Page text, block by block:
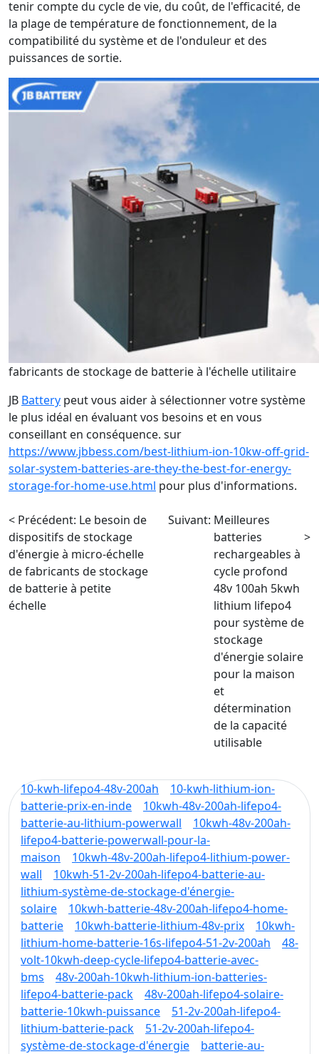
tenir compte du cycle de vie, du coût, de l'efficacité, de
la plage de température de fonctionnement, de la
compatibilité du système et de l'onduleur et des
puissances de sortie.
fabricants de stockage de batterie à l'échelle utilitaire
JB Battery peut vous aider à sélectionner votre système
le plus idéal en évaluant vos besoins et en vous
conseillant en conséquence. sur
https://www.jbbess.com/best-lithium-ion-10kw-off-grid-
solar-system-batteries-are-they-the-best-for-energy-
storage-for-home-use.html pour plus d'informations.
< Précédent: Le besoin de
dispositifs de stockage
d'énergie à micro-échelle
de fabricants de stockage
de batterie à petite
échelle
Suivant: Meilleures
batteries
rechargeables à
cycle profond
48v 100ah 5kwh
lithium lifepo4
pour système de
stockage
d'énergie solaire
pour la maison
et
détermination
de la capacité
utilisable
>
10-kwh-lifepo4-48v-200ah
10-kwh-lithium-ion-
batterie-prix-en-inde
10kwh-48v-200ah-lifepo4-
batterie-au-lithium-powerwall
10kwh-48v-200ah-
lifepo4-batterie-powerwall-pour-la-
maison
10kwh-48v-200ah-lifepo4-lithium-power-
wall
10kwh-51-2v-200ah-lifepo4-batterie-au-
lithium-système-de-stockage-d'énergie-
solaire
10kwh-batterie-48v-200ah-lifepo4-home-
batterie
10kwh-batterie-lithium-48v-prix
10kwh-
lithium-home-batterie-16s-lifepo4-51-2v-200ah
48-
volt-10kwh-deep-cycle-lifepo4-batterie-avec-
bms
48v-200ah-10kwh-lithium-ion-batteries-
lifepo4-batterie-pack
48v-200ah-lifepo4-solaire-
batterie-10kwh-puissance
51-2v-200ah-lifepo4-
lithium-batterie-pack
51-2v-200ah-lifepo4-
système-de-stockage-d'énergie
batterie-au-